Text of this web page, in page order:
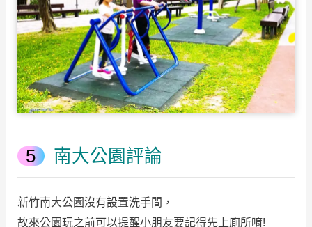
南大公園評論
新竹南大公園沒有設置洗手間，
故來公園玩之前可以提醒小朋友要記得先上廁所唷!